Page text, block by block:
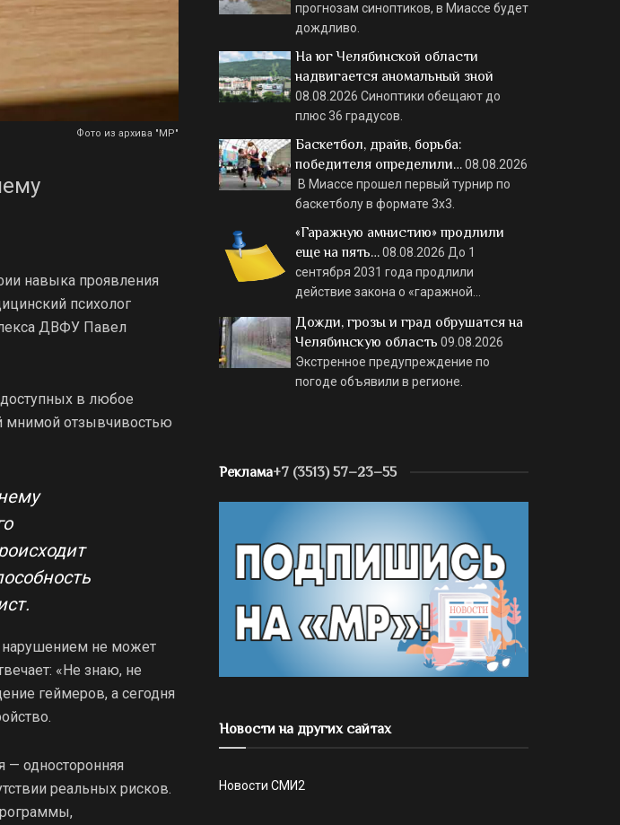
Фото из архива "МР"
навыка проявления
психолог
ДВФУ Павел
в любое
мнимой отзывчивостью
нарушением не может
«Не знаю, не
геймеров, а сегодня
односторонняя
реальных рисков.
прогнозам синоптиков, в Миассе будет
дождливо.
На юг Челябинской области
надвигается аномальный зной
08.08.2026 Синоптики обещают до
плюс 36 градусов.
Баскетбол, драйв, борьба:
победителя определили…08.08.2026
В Миассе прошел первый турнир по
баскетболу в формате 3х3.
«Гаражную амнистию» продлили
еще на пять…08.08.2026 До 1
сентября 2031 года продлили
действие закона о «гаражной…
Дожди, грозы и град обрушатся на
Челябинскую область 09.08.2026
Экстренное предупреждение по
погоде объявили в регионе.
Реклама+7 (3513) 57–23–55
Новости на других сайтах
Новости СМИ2